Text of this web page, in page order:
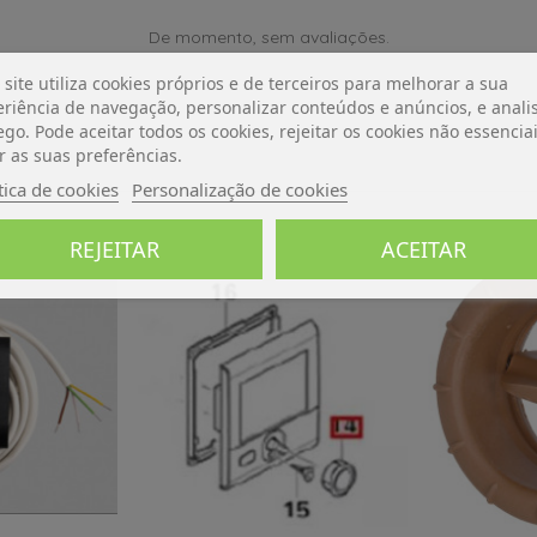
De momento, sem avaliações.
site utiliza cookies próprios e de terceiros para melhorar a sua
de navegação, personalizar conteúdos e anúncios, e
Pode aceitar todos os cookies, rejeitar os cookies não
as suas preferências.
de cookies Personalização de cookies
REJEITAR ACEITAR